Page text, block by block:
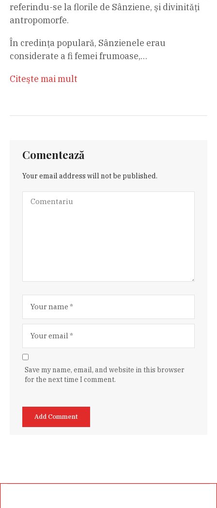
referindu-se la florile de Sânziene, și divinități
antropomorfe.
În credința populară, Sânzienele erau
considerate a fi femei frumoase,…
Citeşte mai mult
Comentează
Your email address will not be published.
Save my name, email, and website in this browser
for the next time I comment.